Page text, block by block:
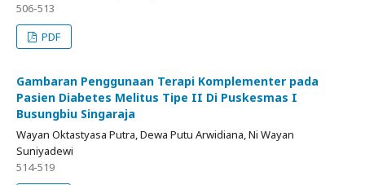
506-513
PDF
Gambaran Penggunaan Terapi Komplementer pada
Pasien Diabetes Melitus Tipe II Di Puskesmas I
Busungbiu Singaraja
Wayan Oktastyasa Putra, Dewa Putu Arwidiana, Ni Wayan
Suniyadewi
514-519